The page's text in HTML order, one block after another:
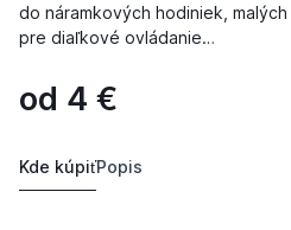
do náramkových hodiniek,
pre diaľkové ovládanie…
od 4 €
Kde kúpiťPopis